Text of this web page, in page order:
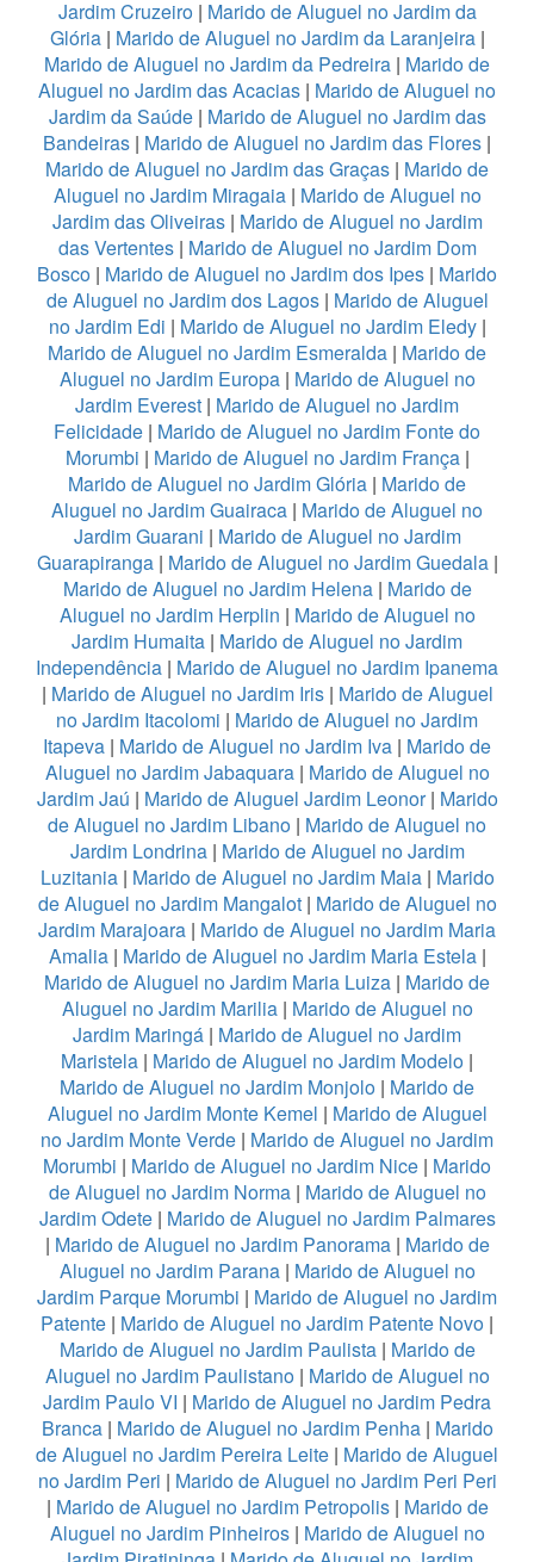
Jardim Cruzeiro| Marido de Aluguel no Jardim da
Glória| Marido de Aluguel no Jardim da Laranjeira|
Marido de Aluguel no Jardim da Pedreira | Marido de
Aluguel no Jardim das Acacias | Marido de Aluguel no
Jardim da Saúde| Marido de Aluguel no Jardim das
Bandeiras | Marido de Aluguel no Jardim das Flores |
Marido de Aluguel no Jardim das Graças | Marido de
Aluguel no Jardim Miragaia| Marido de Aluguel no
Jardim das Oliveiras| Marido de Aluguel no Jardim
das Vertentes| Marido de Aluguel no Jardim Dom
Bosco | Marido de Aluguel no Jardim dos Ipes | Marido
de Aluguel no Jardim dos Lagos| Marido de Aluguel
no Jardim Edi | Marido de Aluguel no Jardim Eledy|
Marido de Aluguel no Jardim Esmeralda | Marido de
Aluguel no Jardim Europa| Marido de Aluguel no
Jardim Everest | Marido de Aluguel no Jardim
Felicidade | Marido de Aluguel no Jardim Fonte do
Morumbi | Marido de Aluguel no Jardim França|
Marido de Aluguel no Jardim Glória | Marido de
Aluguel no Jardim Guairaca | Marido de Aluguel no
Jardim Guarani | Marido de Aluguel no Jardim
Guarapiranga| Marido de Aluguel no Jardim Guedala|
Marido de Aluguel no Jardim Helena| Marido de
Aluguel no Jardim Herplin | Marido de Aluguel no
Jardim Humaita | Marido de Aluguel no Jardim
Independência | Marido de Aluguel no Jardim Ipanema
| Marido de Aluguel no Jardim Iris| Marido de Aluguel
no Jardim Itacolomi | Marido de Aluguel no Jardim
Itapeva | Marido de Aluguel no Jardim Iva | Marido de
Aluguel no Jardim Jabaquara| Marido de Aluguel no
Jardim Jaú | Marido de Aluguel Jardim Leonor| Marido
de Aluguel no Jardim Libano | Marido de Aluguel no
Jardim Londrina| Marido de Aluguel no Jardim
Luzitania| Marido de Aluguel no Jardim Maia| Marido
de Aluguel no Jardim Mangalot| Marido de Aluguel no
Jardim Marajoara | Marido de Aluguel no Jardim Maria
Amalia| Marido de Aluguel no Jardim Maria Estela|
Marido de Aluguel no Jardim Maria Luiza | Marido de
Aluguel no Jardim Marilia| Marido de Aluguel no
Jardim Maringá | Marido de Aluguel no Jardim
Maristela | Marido de Aluguel no Jardim Modelo |
Marido de Aluguel no Jardim Monjolo | Marido de
Aluguel no Jardim Monte Kemel | Marido de Aluguel
no Jardim Monte Verde | Marido de Aluguel no Jardim
Morumbi | Marido de Aluguel no Jardim Nice | Marido
de Aluguel no Jardim Norma| Marido de Aluguel no
Jardim Odete| Marido de Aluguel no Jardim Palmares
| Marido de Aluguel no Jardim Panorama| Marido de
Aluguel no Jardim Parana| Marido de Aluguel no
Jardim Parque Morumbi | Marido de Aluguel no Jardim
Patente | Marido de Aluguel no Jardim Patente Novo |
Marido de Aluguel no Jardim Paulista| Marido de
Aluguel no Jardim Paulistano| Marido de Aluguel no
Jardim Paulo VI | Marido de Aluguel no Jardim Pedra
Branca| Marido de Aluguel no Jardim Penha| Marido
de Aluguel no Jardim Pereira Leite | Marido de Aluguel
no Jardim Peri | Marido de Aluguel no Jardim Peri Peri
| Marido de Aluguel no Jardim Petropolis| Marido de
Aluguel no Jardim Pinheiros| Marido de Aluguel no